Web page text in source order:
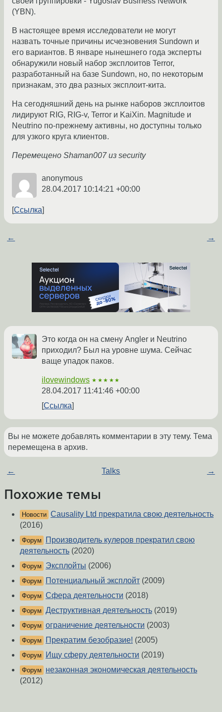
(YBN).
В настоящее время исследователи не могут
назвать точные причины исчезновения Sundown и
его вариантов. В январе нынешнего года эксперты
обнаружили новый набор эксплоитов Terror,
разработанный на базе Sundown, но, по некоторым
признакам, это два разных эксплоит-кита.
На сегодняшний день на рынке наборов эксплоитов
лидируют RIG, RIG-v, Terror и KaiXin. Magnitude и
Neutrino по-прежнему активны, но доступны только
для узкого круга клиентов.
Перемещено Shaman007 из security
anonymous
28.04.2017 10:14:21 +00:00
Ссылка
← →
Это когда он на смену Angler и Neutrino
приходил? Был на уровне шума. Сейчас
ваще упадок паков.
ilovewindows ★★★★★
28.04.2017 11:41:46 +00:00
Ссылка
Вы не можете добавлять комментарии в эту тему. Тема
перемещена в архив.
← Talks →
Похожие темы
Новости Causality Ltd прекратила свою деятельность
(2016)
Форум
Производитель кулеров прекратил свою
деятельность (2020)
Форум Эксплойты (2006)
Форум Потенциальный эксплойт (2009)
Форум Сфера деятельности (2018)
Форум Деструктивная деятельность (2019)
Форум ограничение деятельности (2003)
Форум Прекратим безобразие! (2005)
Форум Ищу сферу деятельности (2019)
Форум
незаконная экономическая деятельность
(2012)